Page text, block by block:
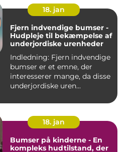
18. jan
Fjern indvendige bumser -
Hudpleje til bekæmpelse af
underjordiske urenheder
Indledning: Fjern indvendige
bumser er et emne, der
interesserer mange, da disse
underjordiske uren...
18. jan
Bumser på kinderne - En
kompleks hudtilstand, der